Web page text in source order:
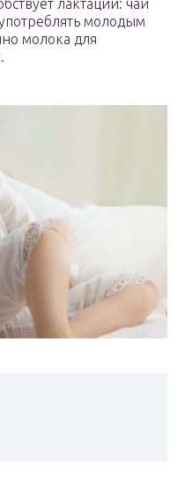
лактации: чаи
молодым
молока для